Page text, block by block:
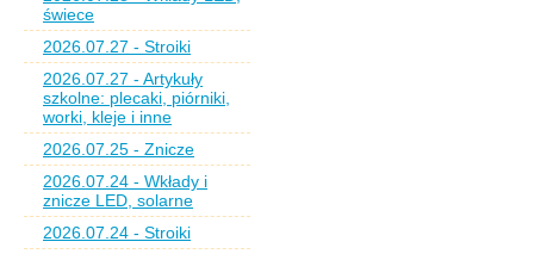
świece
2026.07.27 - Stroiki
2026.07.27 - Artykuły
szkolne: plecaki, piórniki,
worki, kleje i inne
2026.07.25 - Znicze
2026.07.24 - Wkłady i
znicze LED, solarne
2026.07.24 - Stroiki